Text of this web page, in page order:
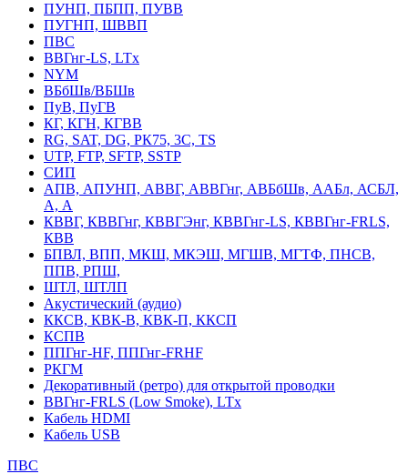
ПУНП, ПБПП, ПУВВ
ПУГНП, ШВВП
ПВС
ВВГнг-LS, LTx
NYM
ВБбШв/ВБШв
ПуВ, ПуГВ
КГ, КГН, КГВВ
RG, SAT, DG, РК75, 3С, TS
UTP, FTP, SFTP, SSTP
СИП
АПВ, АПУНП, АВВГ, АВВГнг, АВБбШв, ААБл, АСБЛ,
А, А
КВВГ, КВВГнг, КВВГЭнг, КВВГнг-LS, КВВГнг-FRLS,
КВВ
БПВЛ, ВПП, МКШ, МКЭШ, МГШВ, МГТФ, ПНСВ,
ППВ, РПШ,
ШТЛ, ШТЛП
Акустический (аудио)
ККСВ, КВК-В, КВК-П, ККСП
КСПВ
ППГнг-HF, ППГнг-FRHF
РКГМ
Декоративный (ретро) для открытой проводки
ВВГнг-FRLS (Low Smoke), LTx
Кабель HDMI
Кабель USB
ПВС